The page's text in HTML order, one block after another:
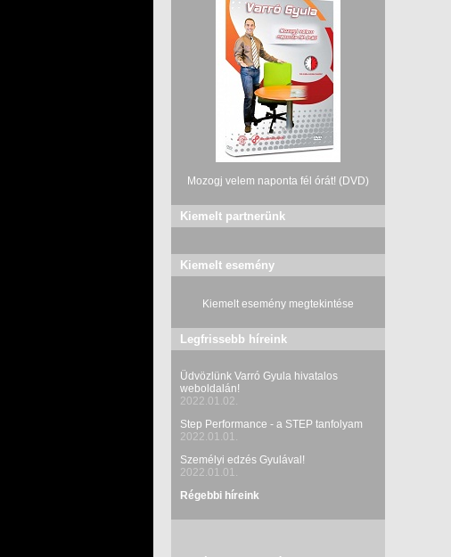
Mozogj velem naponta fél órát! (DVD)
Kiemelt partnerünk
Kiemelt esemény
Kiemelt esemény megtekintése
Legfrissebb híreink
Üdvözlünk Varró Gyula hivatalos
weboldalán!
2022.01.02.
Step Performance - a STEP tanfolyam
2022.01.01.
Személyi edzés Gyulával!
2022.01.01.
Régebbi híreink